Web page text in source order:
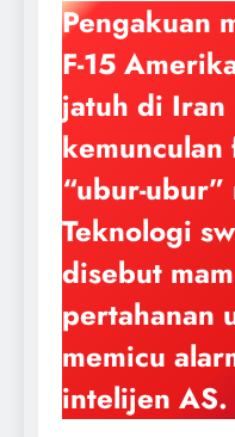
Pengakuan
F-15
jatuh di Iran
“ubur-
Teknologi
disebut
pertahanan
memicu
intelijen AS.